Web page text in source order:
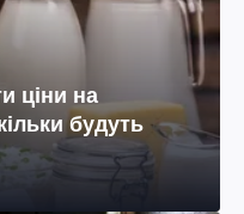
ціни на
будуть